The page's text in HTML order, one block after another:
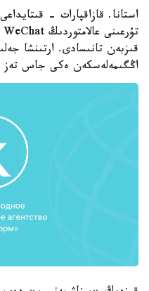
قىزبەن تانىسادى. ارتىنشا
اڭگىمەلەسكەن ەكى جاس تەز